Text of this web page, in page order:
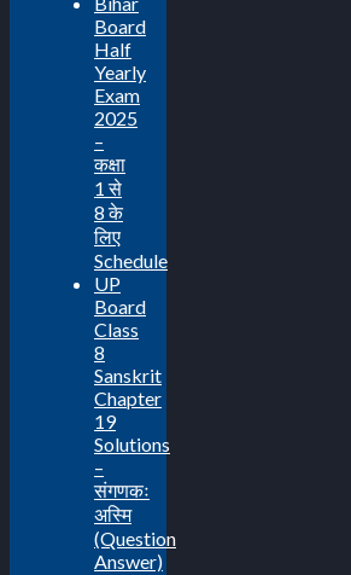
Board
Half
Yearly
Exam
2025
–
कक्षा
1 से
8 के
लिए
Schedule
UP
Board
Class
8
Sanskrit
Chapter
19
Solutions
–
संगणकः
अस्मि
(Question
Answer)